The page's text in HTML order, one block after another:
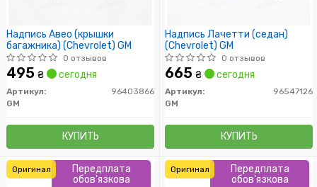
Надпись Авео (крышки
багажника) (Chevrolet) GM
0 отзывов
495 ₴ сегодня
Артикул:
96403866
GM
КУПИТЬ
Надпись Лачетти (седан)
(Chevrolet) GM
0 отзывов
665 ₴ сегодня
Артикул:
96547126
GM
КУПИТЬ
Передплата
обов'язкова
Оригинал
Передплата
обов'язкова
Оригинал